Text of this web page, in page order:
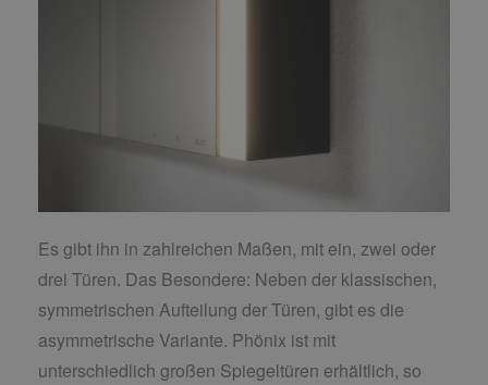
Es gibt ihn in zahlreichen Maßen, mit ein, zwei oder
drei Türen. Das Besondere: Neben der klassischen,
symmetrischen Aufteilung der Türen, gibt es die
asymmetrische Variante. Phönix ist mit
unterschiedlich großen Spiegeltüren erhältlich, so